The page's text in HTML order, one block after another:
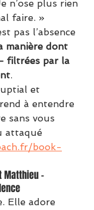
n’ose plus rien
faire. »
pas l’absence
manière dont
filtrées par la
.
et
à entendre
sans vous
attaqué
book-
Matthieu –
Elle adore